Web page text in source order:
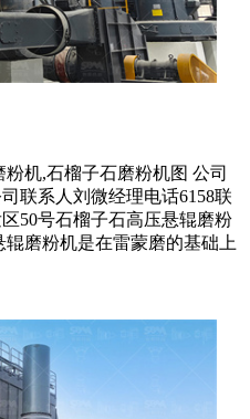
机,石榴子石磨粉机图 公司
联系人刘微经理电话6158联
50号石榴子石高压悬辊磨粉
磨粉机是在雷蒙磨的基础上